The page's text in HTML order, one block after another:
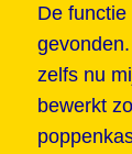
De
zelfs nu
bewerkt